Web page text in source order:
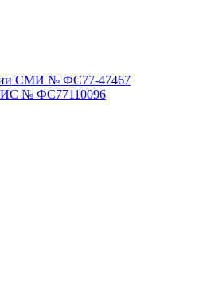
СМИ № ФС77-47467
№ ФС77110096